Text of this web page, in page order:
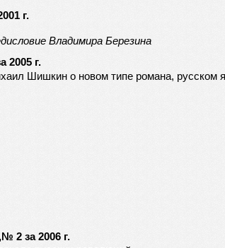
г.
Владимира Березина
2005 г.
Шишкин о новом типе романа, русском
2 за 2006 г.